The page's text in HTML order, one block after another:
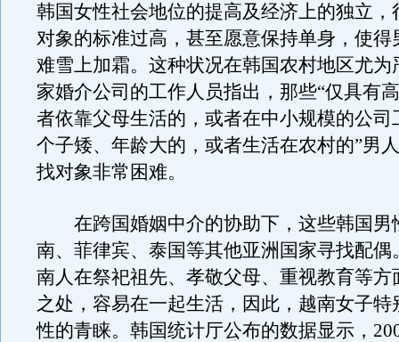
韩国女性社会地位的提高及经济上的独立，
对象的标准过高，甚至愿意保持单身，使得
难雪上加霜。这种状况在韩国农村地区尤为
家婚介公司的工作人员指出，那些“仅具有
者依靠父母生活的，或者在中小规模的公司
个子矮、年龄大的，或者生活在农村的”男
找对象非常困难。
在跨国婚姻中介的协助下，这些韩国男
南、菲律宾、泰国等其他亚洲国家寻找配偶
南人在祭祀祖先、孝敬父母、重视教育等方
之处，容易在一起生活，因此，越南女子特
性的青睐。韩国统计厅公布的数据显示，